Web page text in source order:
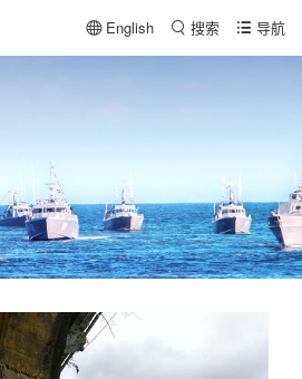
English 搜索 导航